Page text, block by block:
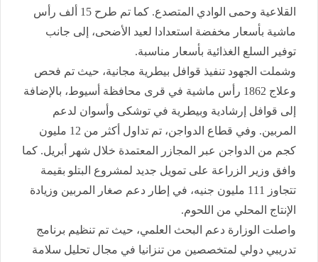
القلاعية وحمى الوادي المتصدع. كما تم طرح 15 ألف رأس
ماشية بأسعار مخفضة استعدادا لعيد الأضحى، إلى جانب
توفير السلع الغذائية بأسعار مناسبة.
وشملت الجهود تنفيذ قوافل بيطرية مجانية، حيث تم فحص
وعلاج 1862 رأس ماشية في قرى محافظة أسيوط، بالإضافة
إلى قوافل إرشادية وبيطرية في توشكى وأسوان لدعم
المربين. وفي قطاع الدواجن، تم تداول أكثر من 12 مليون
كجم من الدواجن عبر المجازر المعتمدة خلال شهر أبريل. كما
وافق وزير الزراعة على تمويل جديد لمشروع البتلو بقيمة
تتجاوز 111 مليون جنيه، في إطار دعم صغار المربين وزيادة
الإنتاج المحلي من اللحوم.
واصلت الوزارة دعم البحث العلمي، حيث تم تنظيم برنامج
تدريبي دولي لمتخصصين من تنزانيا في مجال تحليل سلامة